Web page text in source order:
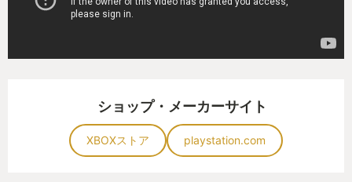
ショップ・メーカーサイト
XBOXストア playstation.com